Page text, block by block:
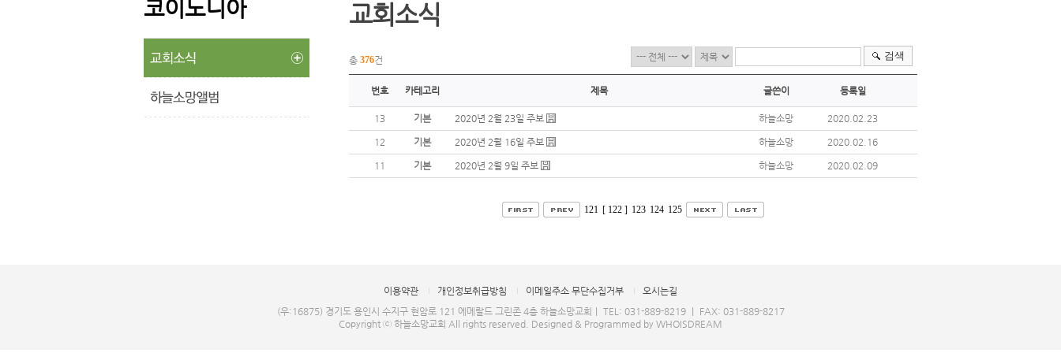
코이노니아 교회소식
총 376건 검색
번호 카테고리 제목 글쓴이 등록일
13 기본 2020년 2월 23일 주보 하늘소망 2020.02.23
12 기본 2020년 2월 16일 주보 하늘소망 2020.02.16
11 기본 2020년 2월 9일 주보 하늘소망 2020.02.09
121 [ 122 ] 123 124 125
이용약관 개인정보취급방침 이메일주소 무단수집거부
오시는길
(우:16875) 경기도 용인시 수지구 현암로 121 에메랄드 그린존 4층 하늘소망교회｜ TEL: 031-889-8219 ｜ FAX: 031-889-8217
Copyright ⓒ 하늘소망교회 All rights reserved. Designed & Programmed by WHOISDREAM